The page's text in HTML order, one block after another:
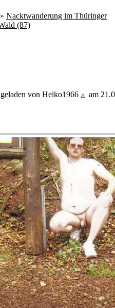
» Nacktwanderung im Thüringer
(87)
von Heiko1966 am